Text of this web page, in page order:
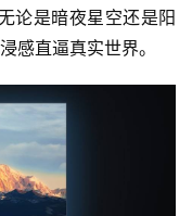
论是暗夜星空还是阳
感直逼真实世界。